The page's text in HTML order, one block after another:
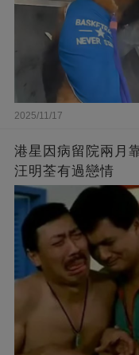
2025/11/17
港星因病留院兩月
汪明荃有過戀情